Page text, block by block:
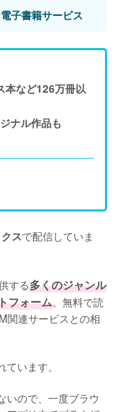
子書籍サービス
本など126万冊以
ナル作品も
スで配信していま
する多くのジャンル
フォーム。無料で読
関連サービスとの相
います。
いので、一度ブラウ